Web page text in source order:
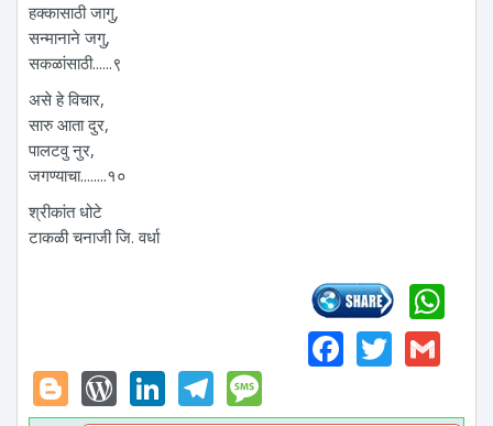
हक्कासाठी जागु,
सन्मानाने जगु,
सकळांसाठी......९
असे हे विचार,
सारु आता दुर,
पालटवु नुर,
जगण्याचा........१०
श्रीकांत धोटे
टाकळी चनाजी जि. वर्धा
Blogger
WordPress
LinkedIn
Telegram